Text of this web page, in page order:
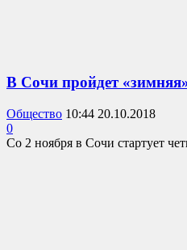
В Сочи пройдет
Общество 10:44 20.10.2018
0
Со 2 ноября в Сочи стартует